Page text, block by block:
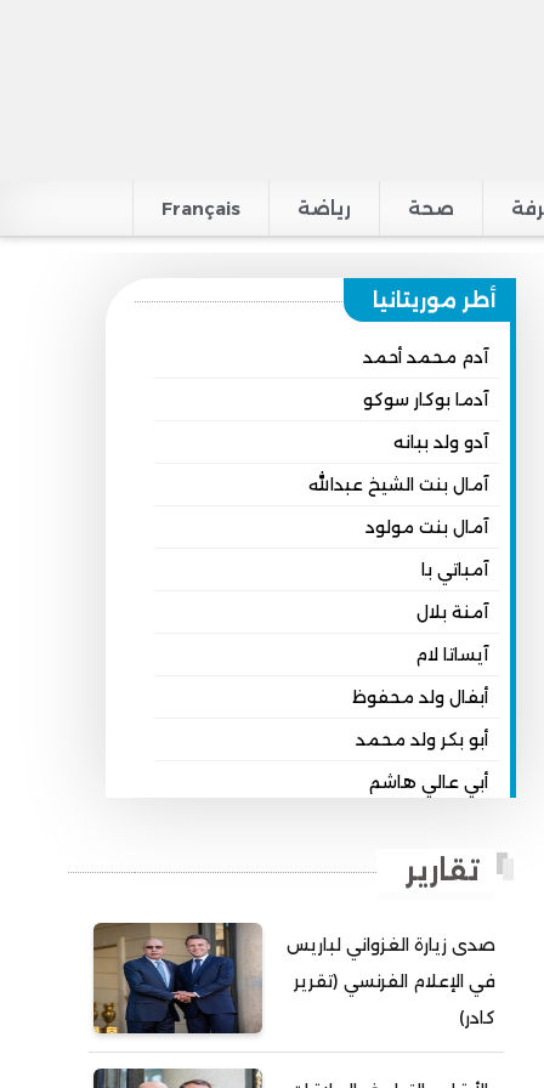
صحة رياضة Français
أطر موريتانيا
آدم محمد أحمد
آدما بوكار سوكو
آدو ولد ببانه
آمال بنت الشيخ عبدالله
آمال بنت مولود
آمباتي با
آمنة بلال
آيساتا لام
أبفال ولد محفوظ
أبو بكر ولد محمد
أبي عالي هاشم
أحمد بداه
أحمد زيدان ولد محمد محمود
أحمد سالم بكار
أحمد سالم ولد بده
تقارير
صدى زيارة الغزواني لباريس
في الإعلام الفرنسي (تقرير
كادر)